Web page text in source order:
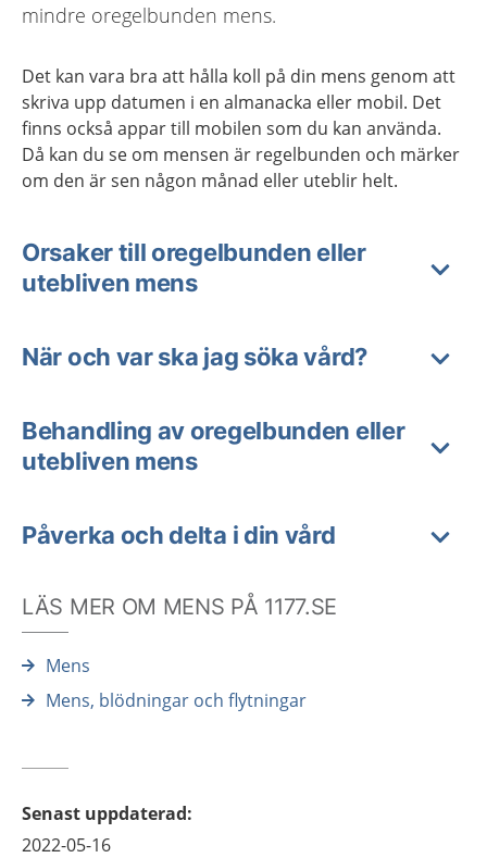
mindre oregelbunden mens.
Det kan vara bra att hålla koll på din mens genom att
skriva upp datumen i en almanacka eller mobil. Det
finns också appar till mobilen som du kan använda.
Då kan du se om mensen är regelbunden och märker
om den är sen någon månad eller uteblir helt.
Orsaker till oregelbunden eller
utebliven mens
När och var ska jag söka vård?
Behandling av oregelbunden eller
utebliven mens
Påverka och delta i din vård
LÄS MER OM MENS PÅ 1177.SE
Mens
Mens, blödningar och flytningar
Senast uppdaterad:
2022-05-16